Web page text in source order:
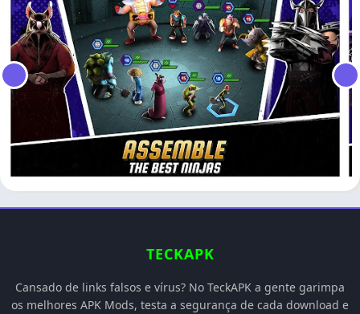
TECKAPK
Cansado de links falsos e vírus? No TeckAPK a gente garimpa
os melhores APK Mods, testa a segurança de cada download e